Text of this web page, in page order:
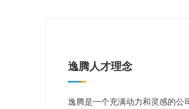
逸腾人才理念
逸腾是一个充满动力和灵感的公